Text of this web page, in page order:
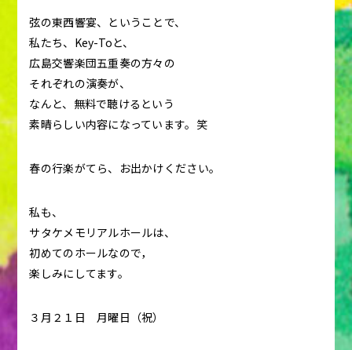
弦の東西響宴、ということで、
私たち、Key-Toと、
広島交響楽団五重奏の方々の
それぞれの演奏が、
なんと、無料で聴けるという
素晴らしい内容になっています。笑
春の行楽がてら、お出かけください。
私も、
サタケメモリアルホールは、
初めてのホールなので，
楽しみにしてます。
３月２１日 月曜日（祝）